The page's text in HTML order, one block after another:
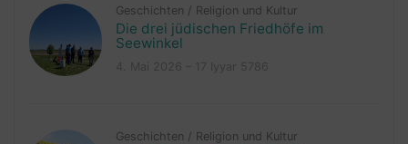
Geschichten / Religion und Kultur
Die drei jüdischen Friedhöfe im
Seewinkel
Geschichten / Religion und Kultur